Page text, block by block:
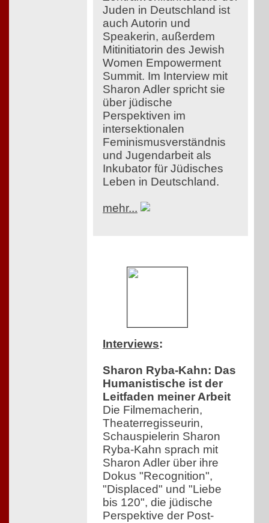
Juden in Deutschland ist
auch Autorin und
Speakerin, außerdem
Mitinitiatorin des Jewish
Women Empowerment
Summit. Im Interview mit
Sharon Adler spricht sie
über jüdische
Perspektiven im
intersektionalen
Feminismusverständnis
und Jugendarbeit als
Inkubator für Jüdisches
Leben in Deutschland.
mehr...
Interviews:
Sharon Ryba-Kahn: Das
Humanistische ist der
Leitfaden meiner Arbeit
Die Filmemacherin,
Theaterregisseurin,
Schauspielerin Sharon
Ryba-Kahn sprach mit
Sharon Adler über ihre
Dokus "Recognition",
"Displaced" und "Liebe
bis 120", die jüdische
Perspektive der Post-